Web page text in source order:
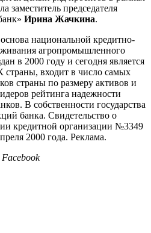
заместитель председателя
Ирина Жачкина.
национальной кредитно-
агропромышленного
в 2000 году и сегодня является
входит в число самых
страны по размеру активов и
рейтинга надежности
В собственности государства
банка. Свидетельство о
кредитной организации №3349
2000 года. Реклама.